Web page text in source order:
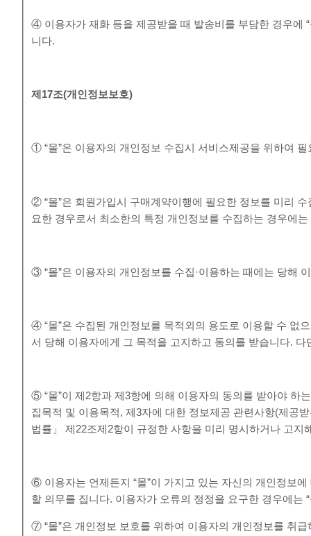
④ 이용자가 재화 등을 제공받을 때 발송비를 부담한 경우에
니다.
제 17조(개인정보보호)
① “몰”은 이용자의 개인정보 수집시 서비스제공을 위하여
② “몰”은 회원가입시 구매계약이행에 필요한 정보를 미리
요한 경우로서 최소한의 특정 개인정보를 수집하는 경우에
③ “몰”은 이용자의 개인정보를 수집·이용하는 때에는 당해
④ “몰”은 수집된 개인정보를 목적외의 용도로 이용할 수 없
서 당해 이용자에게 그 목적을 고지하고 동의를 받습니다.
⑤ “몰”이 제2항과 제3항에 의해 이용자의 동의를 받아야 하
집목적 및 이용목적, 제3자에 대한 정보제공 관련사항(제공
법률」 제22조제2항이 규정한 사항을 미리 명시하거나 고
⑥ 이용자는 언제든지 “몰”이 가지고 있는 자신의 개인정보
할 의무를 집니다. 이용자가 오류의 정정을 요구한 경우에는
⑦ “몰”은 개인정보 보호를 위하여 이용자의 개인정보를 취